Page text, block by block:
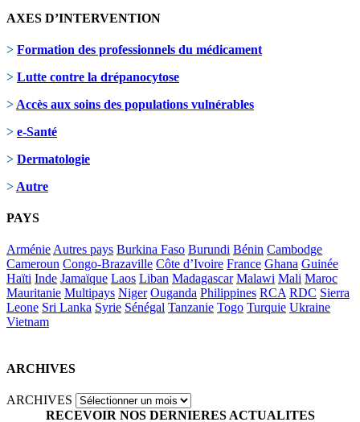
AXES D’INTERVENTION
> Formation des professionnels du médicament
> Lutte contre la drépanocytose
> Accès aux soins des populations vulnérables
> e-Santé
> Dermatologie
> Autre
PAYS
Arménie Autres pays Burkina Faso Burundi Bénin Cambodge
Cameroun Congo-Brazaville Côte d’Ivoire France Ghana Guinée
Haïti Inde Jamaïque Laos Liban Madagascar Malawi Mali Maroc
Mauritanie Multipays Niger Ouganda Philippines RCA RDC Sierra
Leone Sri Lanka Syrie Sénégal Tanzanie Togo Turquie Ukraine
Vietnam
ARCHIVES
ARCHIVES
RECEVOIR NOS DERNIERES ACTUALITES